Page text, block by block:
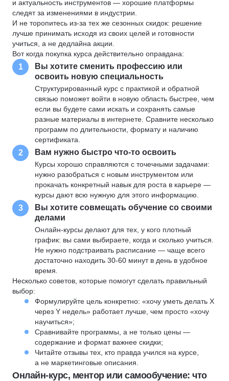
и актуальность инструментов — хорошие платформы
следят за изменениями в индустрии.
И не торопитесь из-за тех же сезонных скидок: решение
лучше принимать исходя из своих целей и готовности
учиться, а не дедлайна акции.
Вот когда покупка курса действительно оправдана:
1
Вы хотите сменить профессию или
освоить новую специальность
Структурированный курс с практикой и обратной
связью поможет войти в новую область быстрее, чем
если вы будете сами искать и сохранять самые
разные материалы в интернете. Сравните несколько
программ по длительности, формату и наличию
сертификата.
2 Вам нужно быстро что-то освоить
Курсы хорошо справляются с точечными задачами:
нужно разобраться с новым инструментом или
прокачать конкретный навык для роста в карьере —
курсы дают всю нужную для этого информацию.
3
Вы хотите совмещать обучение со своими
делами
Онлайн-курсы делают для тех, у кого плотный
график: вы сами выбираете, когда и сколько учиться.
Не нужно подстраивать расписание — чаще всего
достаточно находить 30-60 минут в день в удобное
время.
Несколько советов, которые помогут сделать правильный
выбор:
Формулируйте цель конкретно: «хочу уметь делать X
через Y недель» работает лучше, чем просто «хочу
научиться»;
Сравнивайте программы, а не только цены —
содержание и формат важнее скидки;
Читайте отзывы тех, кто правда учился на курсе,
а не маркетинговые описания.
Онлайн-курс, ментор или самообучение: что